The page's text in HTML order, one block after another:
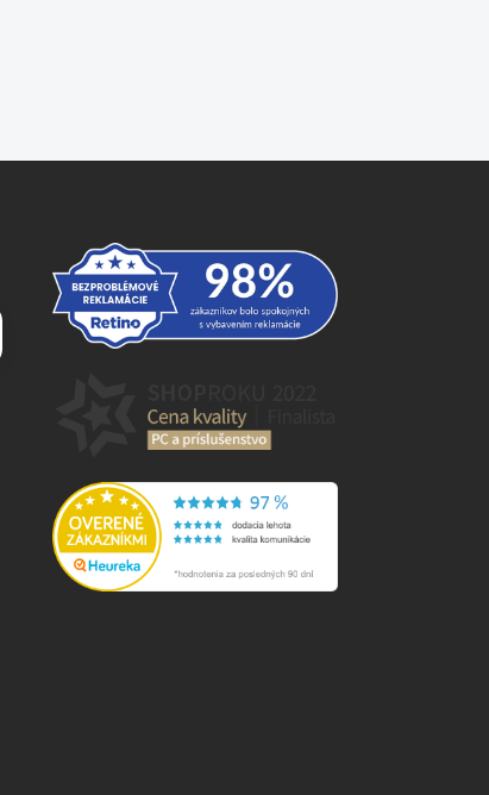
AI asistent · online